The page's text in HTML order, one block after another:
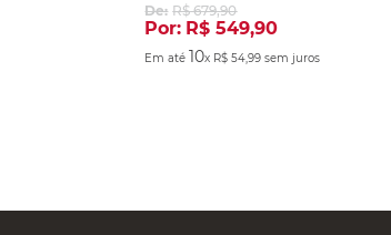
De: R$ 679,90
Por: R$ 549,90
Em até 10x R$ 54,99 sem juros